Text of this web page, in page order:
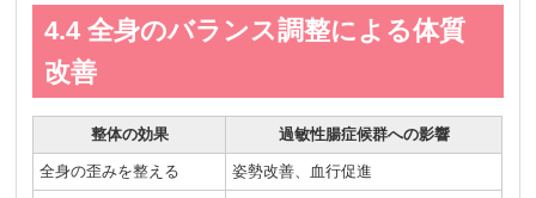
4.4 全身のバランス調整による体質
改善
整体の効果 過敏性腸症候群への影響
全身の歪みを整える 姿勢改善、血行促進